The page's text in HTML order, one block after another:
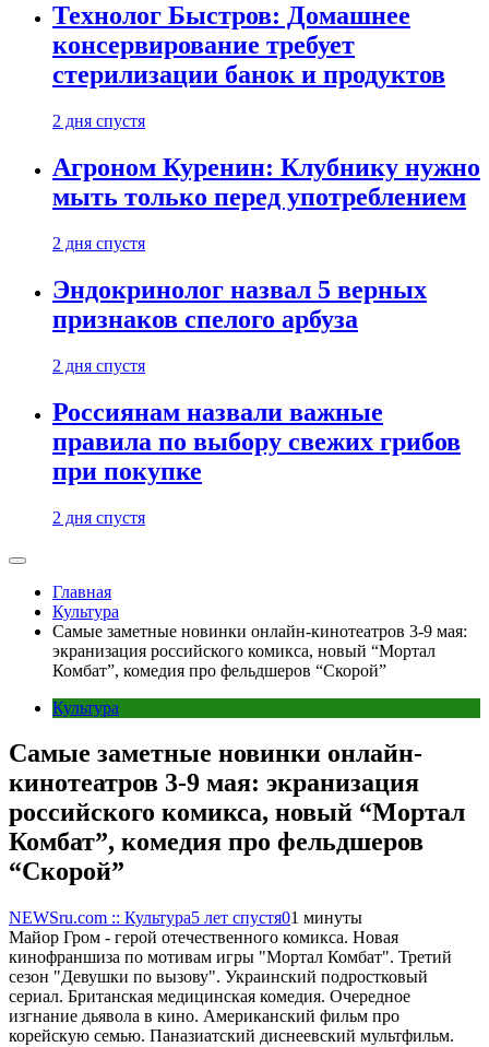
Технолог Быстров: Домашнее
консервирование требует
стерилизации банок и продуктов
2 дня спустя
Агроном Куренин: Клубнику нужно
мыть только перед употреблением
2 дня спустя
Эндокринолог назвал 5 верных
признаков спелого арбуза
2 дня спустя
Россиянам назвали важные
правила по выбору свежих грибов
при покупке
2 дня спустя
Главная
Культура
Самые заметные новинки онлайн-кинотеатров 3-9 мая:
экранизация российского комикса, новый “Мортал
Комбат”, комедия про фельдшеров “Скорой”
Культура
Самые заметные новинки онлайн-
кинотеатров 3-9 мая: экранизация
российского комикса, новый “Мортал
Комбат”, комедия про фельдшеров
“Скорой”
NEWSru.com :: Культура5 лет спустя01 минуты
Майор Гром - герой отечественного комикса. Новая
кинофраншиза по мотивам игры "Мортал Комбат". Третий
сезон "Девушки по вызову". Украинский подростковый
сериал. Британская медицинская комедия. Очередное
изгнание дьявола в кино. Американский фильм про
корейскую семью. Паназиатский диснеевский мультфильм.